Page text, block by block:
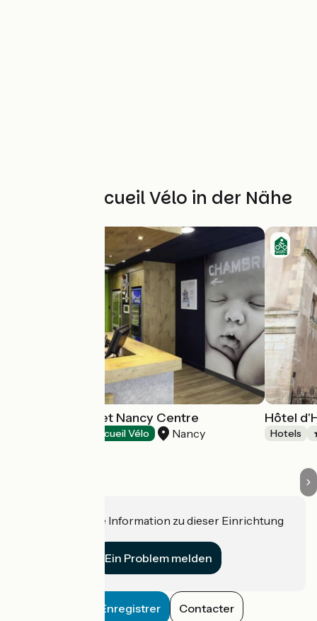
Weitere Accueil Vélo in der Nähe
Hôtel Ibis Budget Nancy Centre
Accueil Vélo Nancy
Hôtel
Hotels
Haben Sie eine Information zu dieser Einrichtung
Ein Problem melden
Enregistrer Contacter